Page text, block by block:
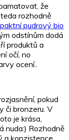
že
rozhodně
pudrový bio
odstínům dodá
produktů a
očí, no
ocení..
pokud
či bronzeru. V
je krása,
nuda:) Rozhodně
a konzistence